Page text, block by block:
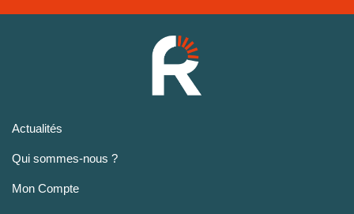
Actualités
Qui sommes-nous ?
Mon Compte